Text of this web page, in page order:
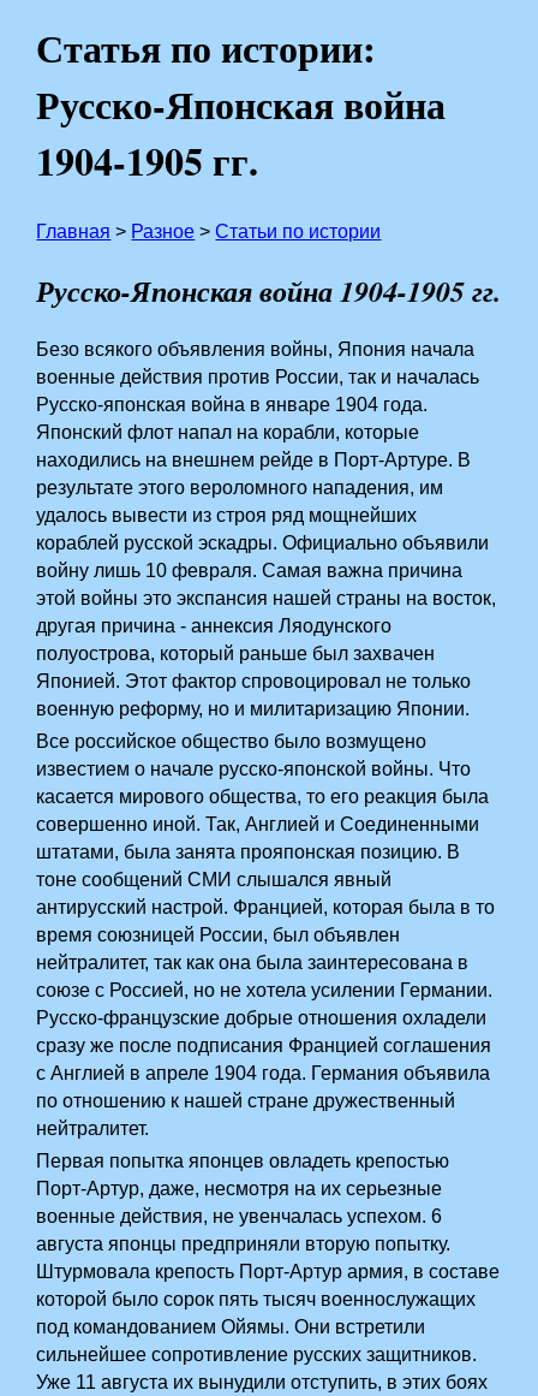
Статья по истории:
Русско-Японская война
1904-1905 гг.
Главная > Разное >Статьи по истории
Русско-Японская война 1904-1905 гг.
Безо всякого объявления войны, Япония начала
военные действия против России, так и началась
Русско-японская война в январе 1904 года.
Японский флот напал на корабли, которые
находились на внешнем рейде в Порт-Артуре. В
результате этого вероломного нападения, им
удалось вывести из строя ряд мощнейших
кораблей русской эскадры. Официально объявили
войну лишь 10 февраля. Самая важна причина
этой войны это экспансия нашей страны на восток,
другая причина -­ аннексия Ляодунского
полуострова, который раньше был захвачен
Японией. Этот фактор спровоцировал не только
военную реформу, но и милитаризацию Японии.
Все российское общество было возмущено
известием о начале русско-японской войны. Что
касается мирового общества, то его реакция была
совершенно иной. Так,­ Англией и Соединенными
штатами, была занята прояпонская позицию. В
тоне сообщений СМИ слышался явный
антирусский настрой. Францией, которая была в то
время союзницей России, был объявлен
нейтралитет, так как она была заинтересована в
союзе с Россией, но не хотела усилении Германии.
Русско-французские добрые отношения охладели
сразу же после подписания Францией соглашения
с Англией в апреле 1904 года. Германия объявила
по отношению к нашей стране дружественный
нейтралитет.
Первая попытка японцев овладеть крепостью
Порт-Артур, даже, несмотря на их серьезные
военные действия, не увенчалась успехом. 6
августа японцы предприняли вторую попытку.
Штурмовала крепость Порт-Артур армия, в составе
которой было сорок пять тысяч военнослужащих
под командованием­ Ойямы. Они встретили
сильнейшее сопротивление русских защитников.
Уже 11 августа их вынудили отступить, в этих боях